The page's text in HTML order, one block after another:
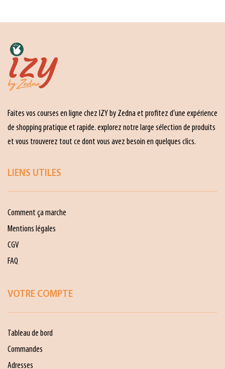
Faites vos courses en ligne chez IZY by Zedna et profitez d’une expérience
de shopping pratique et rapide. explorez notre large sélection de produits
et vous trouverez tout ce dont vous avez besoin en quelques clics.
LIENS UTILES
Comment ça marche
Mentions légales
CGV
FAQ
VOTRE COMPTE
Tableau de bord
Commandes
Adresses